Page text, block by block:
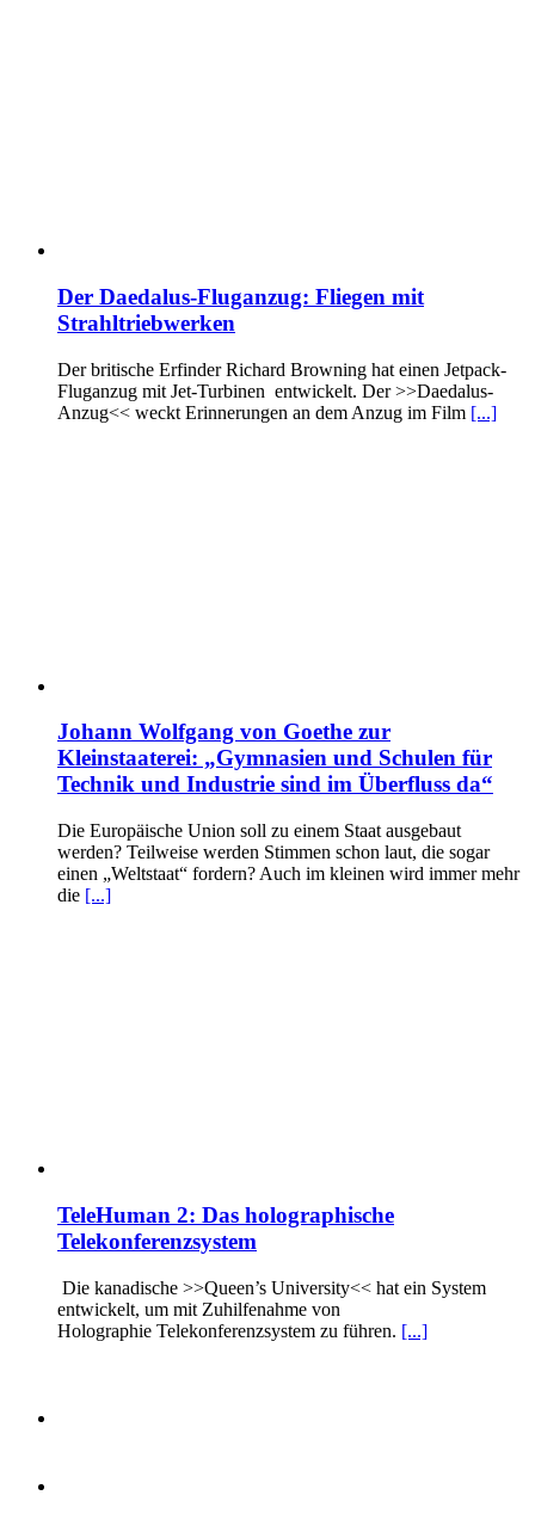
Der Daedalus-Fluganzug: Fliegen mit
Strahltriebwerken
Der britische Erfinder Richard Browning hat einen Jetpack-
Fluganzug mit Jet-Turbinen entwickelt. Der >>Daedalus-
Anzug<< weckt Erinnerungen an dem Anzug im Film [...]
Johann Wolfgang von Goethe zur
Kleinstaaterei: „Gymnasien und Schulen für
Technik und Industrie sind im Überfluss da“
Die Europäische Union soll zu einem Staat ausgebaut
werden? Teilweise werden Stimmen schon laut, die sogar
einen „Weltstaat“ fordern? Auch im kleinen wird immer mehr
die [...]
TeleHuman 2: Das holographische
Telekonferenzsystem
Die kanadische >>Queen’s University<< hat ein System
entwickelt, um mit Zuhilfenahme von
Holographie Telekonferenzsystem zu führen. [...]